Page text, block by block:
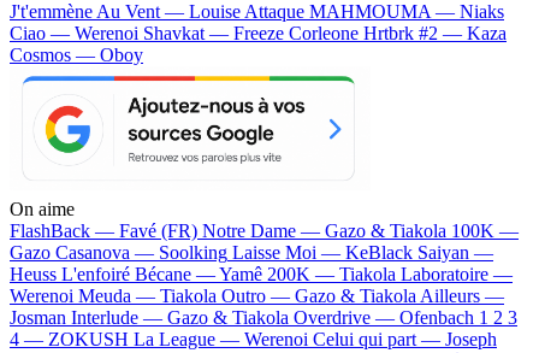
J't'emmène Au Vent — Louise Attaque MAHMOUMA — Niaks
Ciao — Werenoi Shavkat — Freeze Corleone Hrtbrk #2 — Kaza
Cosmos — Oboy
On aime
FlashBack — Favé (FR) Notre Dame — Gazo & Tiakola 100K —
Gazo Casanova — Soolking Laisse Moi — KeBlack Saiyan —
Heuss L'enfoiré Bécane —Yamê 200K — Tiakola Laboratoire —
Werenoi Meuda — Tiakola Outro — Gazo & TiakolaAilleurs —
Josman Interlude — Gazo & Tiakola Overdrive — Ofenbach 1 2 3
4 — ZOKUSH La League — Werenoi Celui qui part — Joseph